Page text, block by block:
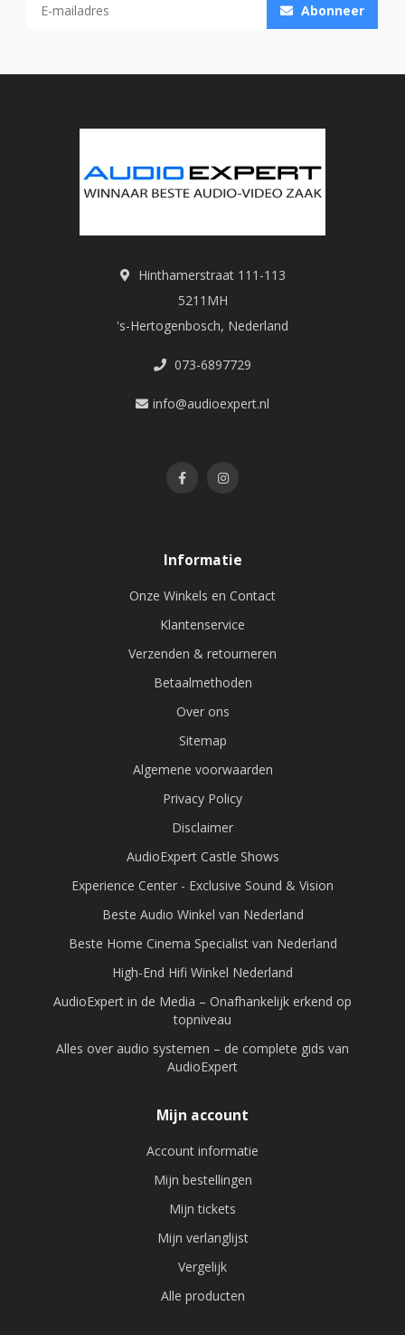
Abonneer
Hinthamerstraat 111-113
5211MH
's-Hertogenbosch, Nederland
073-6897729
info@audioexpert.nl
Informatie
Onze Winkels en Contact
Klantenservice
Verzenden & retourneren
Betaalmethoden
Over ons
Sitemap
Algemene voorwaarden
Privacy Policy
Disclaimer
AudioExpert Castle Shows
Experience Center - Exclusive Sound & Vision
Beste Audio Winkel van Nederland
Beste Home Cinema Specialist van Nederland
High-End Hifi Winkel Nederland
AudioExpert in de Media – Onafhankelijk erkend op
topniveau
Alles over audio systemen – de complete gids van
AudioExpert
Mijn account
Account informatie
Mijn bestellingen
Mijn tickets
Mijn verlanglijst
Vergelijk
Alle producten